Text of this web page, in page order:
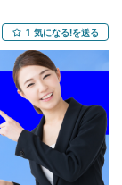
合わせ対応 障害対
改修対応：新商品
務支援：コンプラ
総合テスト：関
監視：JP1等の運
/ Windows
ムワーク：Spring
Tomcat 8 ・DB：
、JavaMail、
1 気になる!を送る